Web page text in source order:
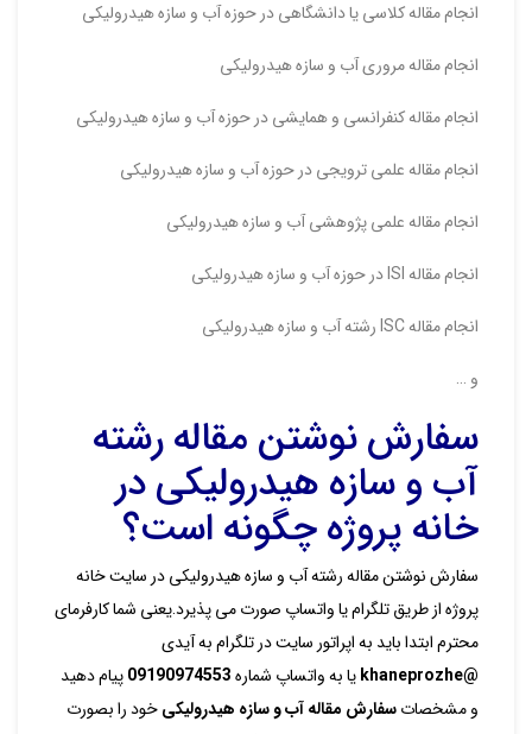
انجام مقاله کلاسی یا دانشگاهی در حوزه آب و سازه هیدرولیکی
انجام مقاله مروری آب و سازه هیدرولیکی
انجام مقاله کنفرانسی و همایشی در حوزه آب و سازه هیدرولیکی
انجام مقاله علمی ترویجی در حوزه آب و سازه هیدرولیکی
انجام مقاله علمی پژوهشی آب و سازه هیدرولیکی
انجام مقاله ISI در حوزه آب و سازه هیدرولیکی
انجام مقاله ISC رشته آب و سازه هیدرولیکی
و …
سفارش نوشتن مقاله رشته
آب و سازه هیدرولیکی در
خانه پروژه چگونه است؟
سفارش نوشتن مقاله رشته آب و سازه هیدرولیکی در سایت خانه
پروژه از طریق تلگرام یا واتساپ صورت می پذیرد.یعنی شما کارفرمای
محترم ابتدا باید به اپراتور سایت در تلگرام به آیدی
@khaneprozhe
یا به واتساپ شماره 09190974553 پیام دهید
و مشخصات سفارش مقاله آب و سازه هیدرولیکی خود را بصورت